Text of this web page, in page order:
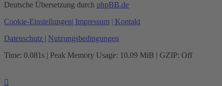
Deutsche Übersetzung durch phpBB.de
Cookie-Einstellungen| Impressum | Kontakt
Datenschutz | Nutzungsbedingungen
Time: 0.081s | Peak Memory Usage: 10.09 MiB | GZIP: Off